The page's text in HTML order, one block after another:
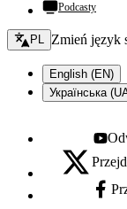
Podcasty
Zmień język -
PL Zmień język
English (EN)
Українська
X - otwiera się